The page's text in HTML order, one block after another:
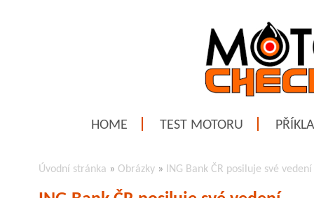
HOME TEST MOTORU
Úvodní stránka » Obrázky » ING Bank ČR posiluje své vedení